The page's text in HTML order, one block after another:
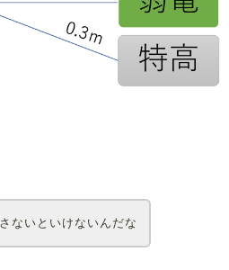
ないといけないんだな